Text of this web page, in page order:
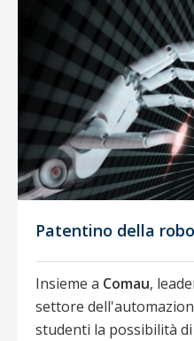
Patentino della
Insieme a Comau,
settore
studenti la possibilità